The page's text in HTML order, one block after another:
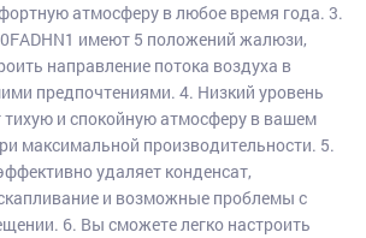
атмосферу в любое время года. 3.
имеют 5 положений жалюзи,
направление потока воздуха в
предпочтениями. 4. Низкий уровень
тихую и спокойную атмосферу в вашем
максимальной производительности. 5.
удаляет конденсат,
и возможные проблемы с
6. Вы сможете легко настроить